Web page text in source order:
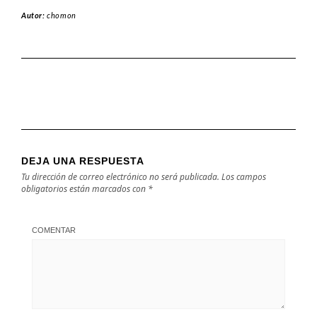
Autor:chomon
DEJA UNA RESPUESTA
Tu dirección de correo electrónico no será publicada. Los campos
obligatorios están marcados con *
COMENTAR